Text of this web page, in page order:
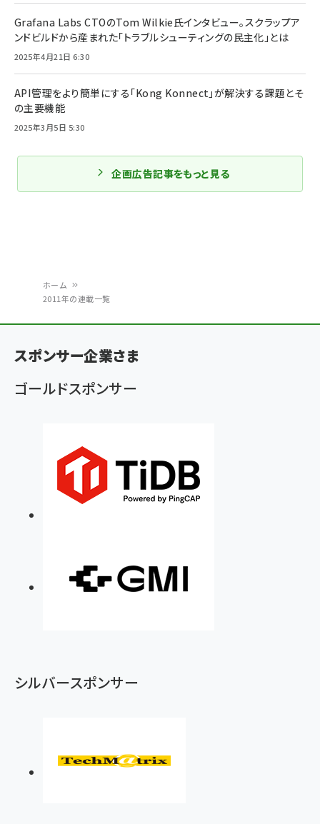
く
ず
ホーム
2011年の連載一覧
Grafana Labs CTOのTom Wilkie氏インタビュー。スクラップア
ンドビルドから産まれた「トラブルシューティングの民主化」とは
2025年4月21日 6:30
API管理をより簡単にする「Kong Konnect」が解決する課題とそ
の主要機能
2025年3月5日 5:30
企画広告記事をもっと見る
スポンサー企業さま
ゴールドスポンサー
シルバースポンサー